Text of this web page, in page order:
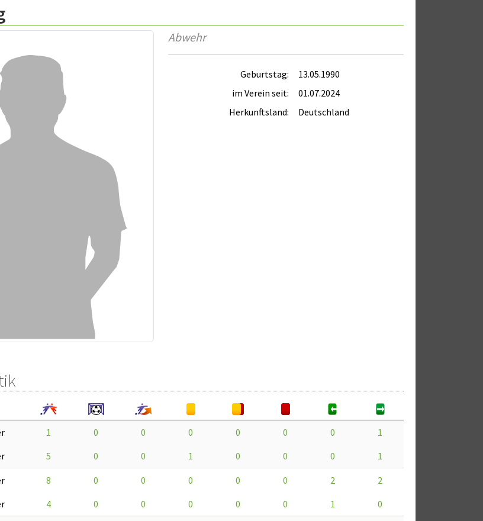
Abwehr
Geburtstag:
13.05.1990
im Verein seit:
01.07.2024
Herkunftsland:
Deutschland
1 0 0 0 0 0 0
1
5 0 0 1 0 0 0 1
8 0 0 0 0 0 2
2
4 0 0 0 0 0 1 0